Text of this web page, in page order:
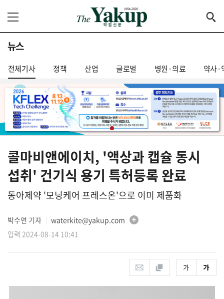
뉴스
전체기사 정책 산업 글로벌 병원·의료 약사·
콜마비앤에이치, '액상과 캡슐 동시
섭취' 건기식 용기 특허등록 완료
동아제약 '모닝케어 프레스온'으로 이미 제품화
박수연 기자
waterkite@yakup.com
입력 2024-08-14 10:41